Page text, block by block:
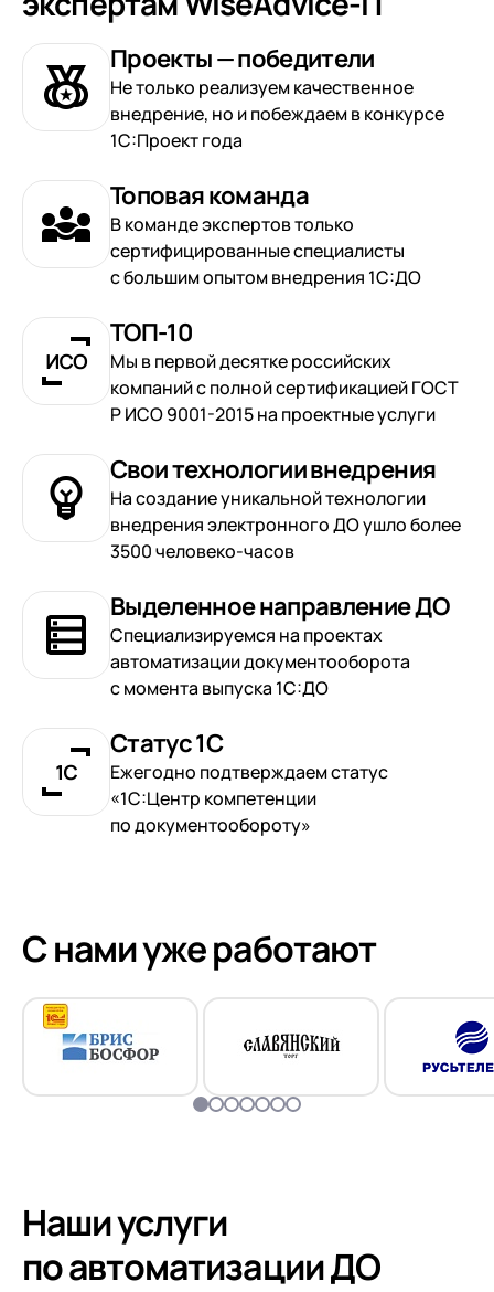
Проекты — победители
Не только реализуем качественное
внедрение, но и побеждаем в конкурсе
1С:Проект года
Топовая команда
В команде экспертов только
сертифицированные специалисты
с большим опытом внедрения 1С:ДО
ТОП-10
Мы в первой десятке российских
компаний с полной сертификацией ГОСТ
Р ИСО 9001-2015 на проектные услуги
Свои технологии внедрения
На создание уникальной технологии
внедрения электронного ДО ушло более
3500 человеко-часов
Выделенное направление ДО
Специализируемся на проектах
автоматизации документооборота
с момента выпуска 1С:ДО
Статус 1С
Ежегодно подтверждаем статус
«1С:Центр компетенции
по документообороту»
С нами уже работают
Наши услуги
по автоматизации ДО